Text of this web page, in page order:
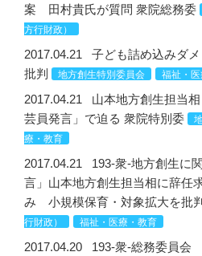
案 田村貴氏が質問 衆院総務委
方行財政）
2017.04.21
子ども詰め込みダ
批判
地方創生特別委員会 福祉・
2017.04.21
山本地方創生担当
芸員発言」で迫る 衆院特別委
療・教育
2017.04.21
193-衆-地方創生に
言」山本地方創生担当相に辞任
み 小規模保育・対象拡大を批判
行財政）
福祉・医療・教育
2017.04.20 193-衆-総務委員会